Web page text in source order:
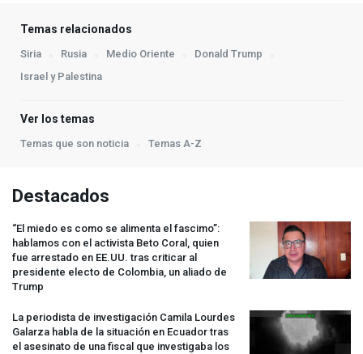
Temas relacionados
Siria Rusia Medio Oriente
Donald Trump
Israel y Palestina
Ver los temas
Temas que son noticia Temas A-Z
Destacados
“El miedo es como se alimenta el fascimo”:
hablamos con el activista Beto Coral, quien
fue arrestado en EE.UU. tras criticar al
presidente electo de Colombia, un aliado de
Trump
La periodista de investigación Camila Lourdes
Galarza habla de la situación en Ecuador tras
el asesinato de una fiscal que investigaba los